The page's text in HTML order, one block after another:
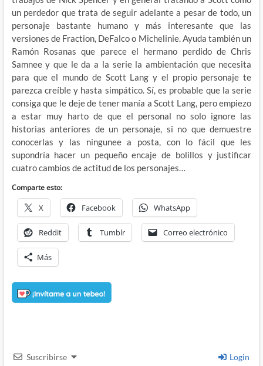
un perdedor que trata de seguir adelante a pesar de todo, un
personaje bastante humano y más interesante que las
versiones de Fraction, DeFalco o Michelinie. Ayuda también un
Ramón Rosanas que parece el hermano perdido de Chris
Samnee y que le da a la serie la ambientación que necesita
para que el mundo de Scott Lang y el propio personaje te
parezca creíble y hasta simpático. Sí, es probable que la serie
consiga que le deje de tener manía a Scott Lang, pero empiezo
a estar muy harto de que el personal no solo ignore las
historias anteriores de un personaje, si no que demuestre
conocerlas y las ningunee a posta, con lo fácil que les
supondría hacer un pequeño encaje de bolillos y justificar
cuatro cambios de actitud de los personajes…
Comparte esto:
X Facebook WhatsApp
Reddit Tumblr Correo electrónico
Más
Suscribirse Login